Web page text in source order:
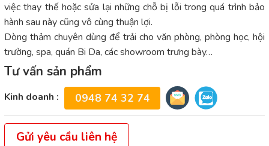
việc thay thế hoặc sửa lại những chỗ bị lỗi trong quá trình bảo
hành sau này cũng vô cùng thuận lợi.
Dòng thảm chuyên dùng để trải cho văn phòng, phòng học, hội
trường, spa, quán Bi Da, các showroom trưng bày…
Tư vấn sản phẩm
Kinh doanh : 0948 74 32 74
Gửi yêu cầu liên hệ